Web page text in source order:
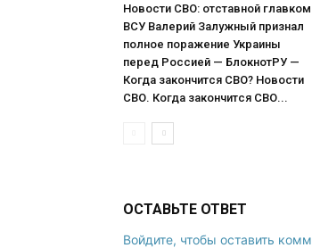
Новости СВО: отставной главком
ВСУ Валерий Залужный признал
полное поражение Украины
перед Россией — БлокнотРУ —
Когда закончится СВО? Новости
СВО. Когда закончится СВО...
ОСТАВЬТЕ ОТВЕТ
Войдите, чтобы оставить